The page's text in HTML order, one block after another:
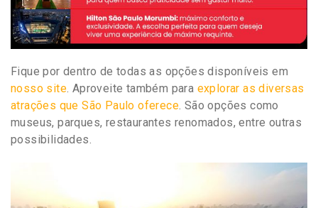
Fique por dentro de todas as opções disponíveis em
nosso site. Aproveite também para explorar as diversas
atrações que São Paulo oferece. São opções como
museus, parques, restaurantes renomados, entre outras
possibilidades.